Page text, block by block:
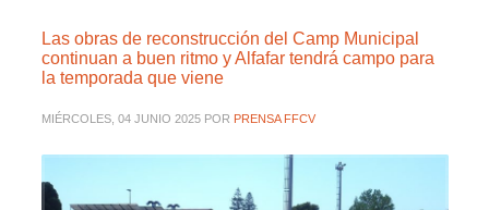
Las obras de reconstrucción del Camp Municipal
continuan a buen ritmo y Alfafar tendrá campo para
la temporada que viene
MIÉRCOLES, 04 JUNIO 2025 POR PRENSA FFCV